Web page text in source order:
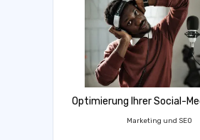
Optimierung Ihrer Social-
Marketing und SEO